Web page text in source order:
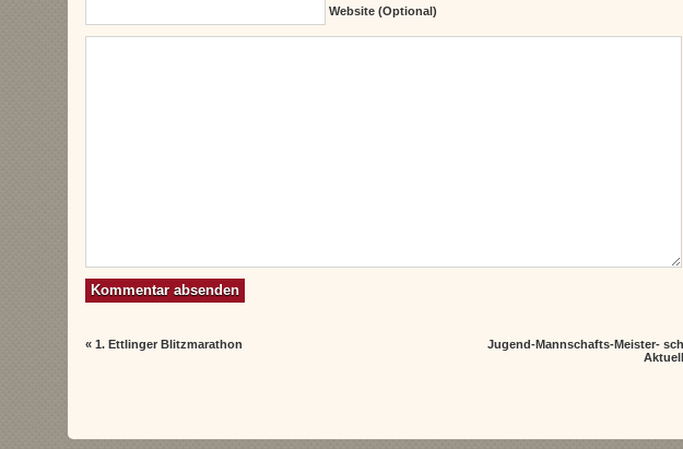
Website (Optional)
«1. Ettlinger Blitzmarathon
Jugend-Mannschafts-Meister-